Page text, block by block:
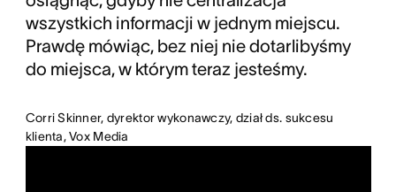
wszystkich informacji w jednym miejscu.
Prawdę mówiąc, bez niej nie dotarlibyśmy
do miejsca, w którym teraz jesteśmy.
Corri Skinner, dyrektor wykonawczy, dział ds. sukcesu
klienta, Vox Media